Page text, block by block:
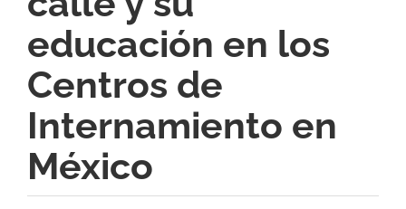
educación en los
Centros de
Internamiento en
México